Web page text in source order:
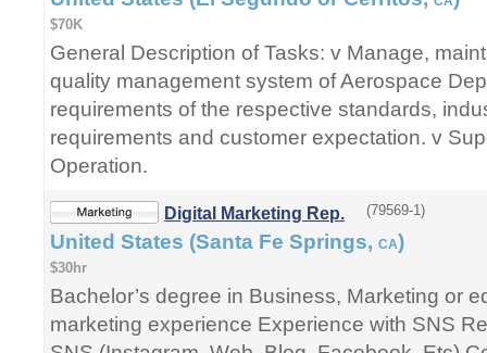
$70K
General Description of Tasks: v Manage,
quality management system of Aerospace
requirements of the respective standards,
requirements and customer expectation. v
Operation.
Digital Marketing Rep. (79569-1)
United States (Santa Fe Springs, CA)
$30hr
Bachelor’s degree in Business, Marketing or
marketing experience Experience with SNS